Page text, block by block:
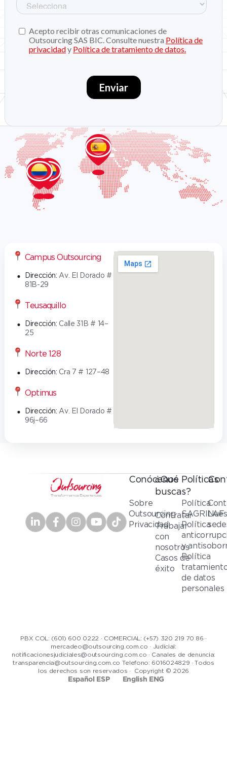
Campus Outsourcing
Dirección: Av. El Dorado #
81B-29
Teusaquillo
Dirección: Calle 31B # 14–
25
Norte 128
Dirección: Cra 7 # 127–48
Optimus
Dirección: Av. El Dorado #
96j–66
Conócenos
Sobre
Outsourcing
Privacidad
¿Qué
buscas?
Contratar
Trabajar
con
nosotros
Casos de
éxito
Políticas
Política
SAGRILAF
Política
y
Política
de datos
personales
PBX COL: (601) 600 0222 · COMERCIAL: (+57) 320 219 70 86 ·
mercadeo@outsourcing.com.co · Judicial:
notificacionesjudiciales@outsourcing.com.co · Canales de denuncia:
transparencia@outsourcing.com.co Telefono: 6016024829 · Todos
los derechos son reservados · Copyright © 2026
Español ESP English ENG